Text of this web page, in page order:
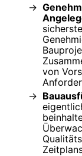
von